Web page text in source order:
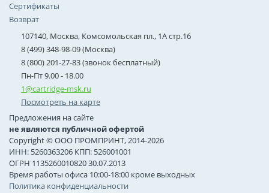
Сертификаты
Возврат
107140, Москва, Комсомольская пл., 1А стр.16
8 (499) 348-98-09 (Москва)
8 (800) 201-27-83 (звонок бесплатный)
Пн-Пт 9.00 - 18.00
1@cartridge-msk.ru
Посмотреть на карте
Предложения на сайте
не являются публичной офертой
Copyright © ООО ПРОМПРИНТ, 2014-2026
ИНН: 5260363206 КПП: 526001001
ОГРН 1135260010820 30.07.2013
Время работы офиса 10:00-18:00 кроме выходных
Политика конфиденциальности